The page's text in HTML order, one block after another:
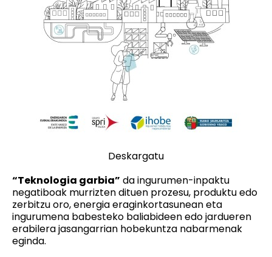
Deskargatu
“Teknologia garbia” da ingurumen-inpaktu
negatiboak murrizten dituen prozesu, produktu edo
zerbitzu oro, energia eraginkortasunean eta
ingurumena babesteko baliabideen edo jardueren
erabilera jasangarrian hobekuntza nabarmenak
eginda.